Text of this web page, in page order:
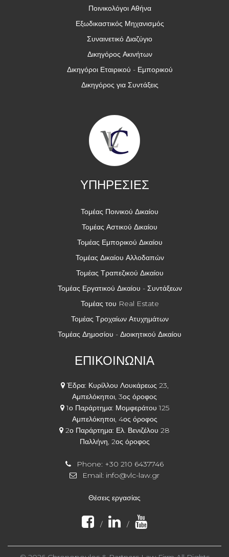
Ποινικολόγοι Αθήνα
Εξωδικαστικός Μηχανισμός
Συναινετικό Διαζύγιο
Δικηγόρος Ακινήτων
Δικηγόροι Εταιρικού - Εμπορικού
Δικηγόρος για Συντάξεις
ΥΠΗΡΕΣΙΕΣ
Τομέας Ποινικού Δικαίου
Τομέας Αστικού Δικαίου
Τομέας Εμπορικού Δικαίου
Τομέας Δικαίου Αλλοδαπών
Τομέας Τραπεζικού Δικαίου
Τομέας Εργατικού Δικαίου - Συντάξεων
Τομέας του Real Estate
Τομέας Τροχαίων Ατυχημάτων
Τομέας Δημοσίου - Διοικητικού Δικαίου
ΕΠΙΚΟΙΝΩΝΙΑ
Έδρα: Κυρίλλου Λουκάρεως 23,
Αμπελόκηποι, 3ος όροφος
1ο Παράρτημα: Μομφεράτου 125
Αμπελόκηποι, 4ος όροφος
2ο Παράρτημα: Ελ. Βενιζέλου 28
Παλλήνη, 2ος όροφος
Phone: +30 210 6437746
Email: info@vlc-law.gr
Θέσεις εργασίας
/ /